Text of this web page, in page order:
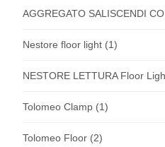
AGGREGATO SALISCENDI
Nestore floor light (1)
NESTORE LETTURA Floor
Tolomeo Clamp (1)
Tolomeo Floor (2)